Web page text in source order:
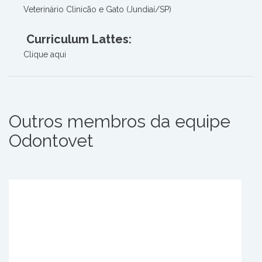
Veterinário Clinicão e Gato (Jundiaí/SP)
Curriculum Lattes:
Clique aqui
Outros membros da equipe
Odontovet